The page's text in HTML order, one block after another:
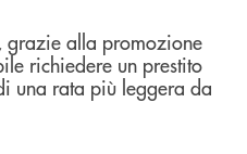
alla promozione
richiedere un prestito
una rata più leggera da